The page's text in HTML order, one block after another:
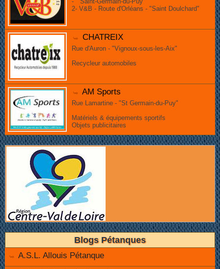
2- V&B - Route d'Orléans - "Saint Doulchard"
CHATREIX
Rue d'Auron - "Vignoux-sous-les-Aix"
Recycleur automobiles
AM Sports
Rue Lamartine - "St Germain-du-Puy"
Matériels & équipements sportifs
Objets publicitaires
Blogs Pétanques
A.S.L. Allouis Pétanque